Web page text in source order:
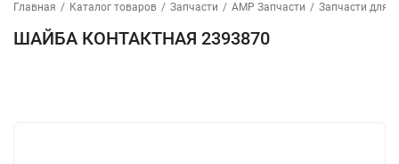
Главная / Каталог товаров / Запчасти / АМР Запчасти / Запчасти для
ШАЙБА КОНТАКТНАЯ 2393870